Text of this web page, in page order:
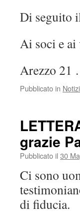
Di seguito
Ai soci e
Arezzo 21
Pubblicato in
grazie
Pubblicato il 30
Ci sono
di fiducia.